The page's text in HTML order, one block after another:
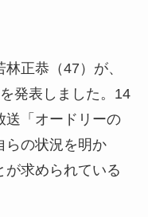
正恭（47）が、
発表しました。14
送「オードリーの
らの状況を明か
が求められている